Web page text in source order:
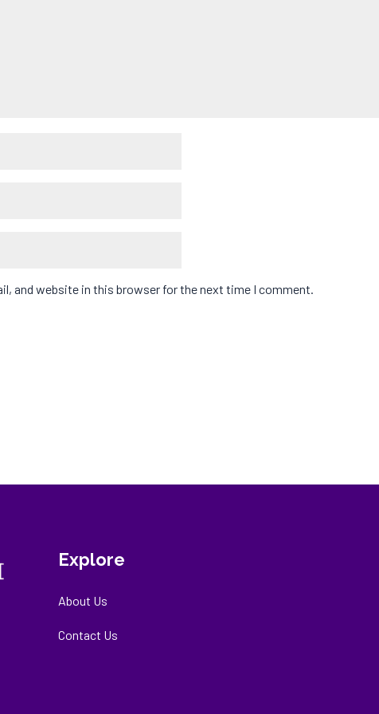
and website in this browser for the next time I comment.
Explore
About Us
Contact Us